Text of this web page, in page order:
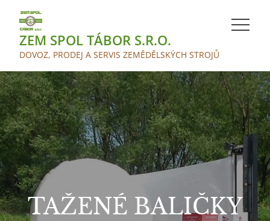
contentZEM SPOL TÁBOR S.R.O.
DOVOZ, PRODEJ A SERVIS ZEMĚDĚLSKÝCH STROJŮ
TAŽENÉ BALIČKY